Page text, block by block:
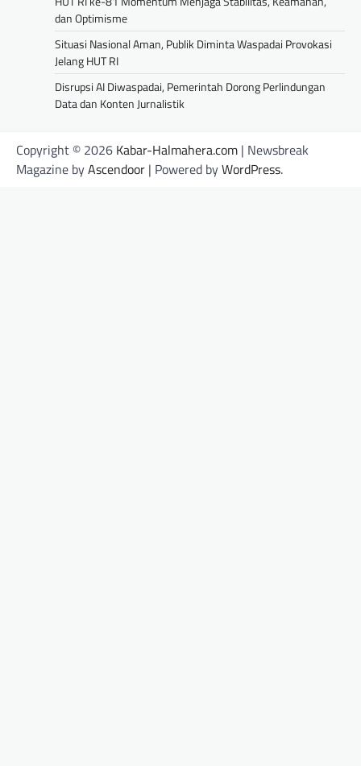
dan Optimisme
Situasi Nasional Aman, Publik Diminta Waspadai Provokasi
Jelang HUT RI
Disrupsi AI Diwaspadai, Pemerintah Dorong Perlindungan
Data dan Konten Jurnalistik
Copyright © 2026 Kabar-Halmahera.com | Newsbreak
Magazine byAscendoor | Powered byWordPress.